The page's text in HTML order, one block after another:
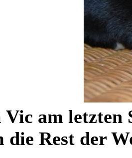
Vic am letzten
die Rest der